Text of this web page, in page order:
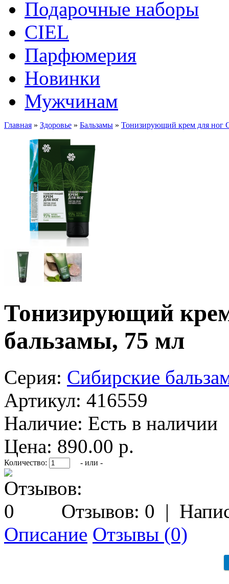
Подарочные наборы
CIEL
Парфюмерия
Новинки
Мужчинам
Главная » Здоровье » Бальзамы » Тонизирующий крем для ног
Тонизирующий
бальзамы, 75 мл
Серия: Сибирские
Артикул: 416559
Наличие: Есть в наличии
Цена: 890.00 р.
Количество: - или -
Отзывов: 0 |
Описание Отзывы (0)